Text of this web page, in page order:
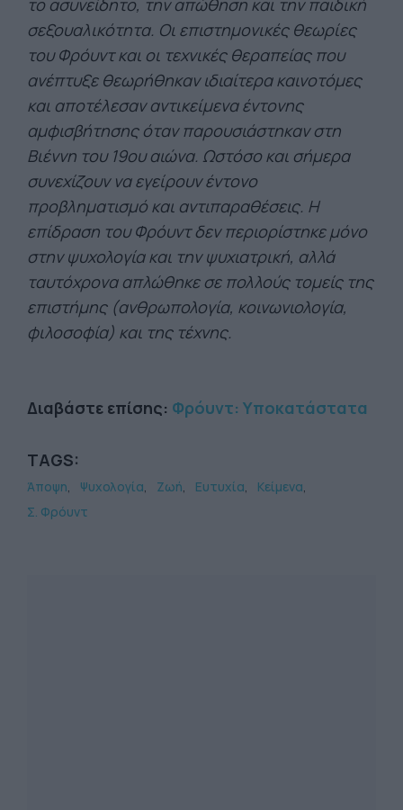
το ασυνείδητο, την απώθηση και την παιδική
σεξουαλικότητα. Οι επιστημονικές θεωρίες
του Φρόυντ και οι τεχνικές θεραπείας που
ανέπτυξε θεωρήθηκαν ιδιαίτερα καινοτόμες
και αποτέλεσαν αντικείμενα έντονης
αμφισβήτησης όταν παρουσιάστηκαν στη
Βιέννη του 19ου αιώνα. Ωστόσο και σήμερα
συνεχίζουν να εγείρουν έντονο
προβληματισμό και αντιπαραθέσεις. Η
επίδραση του Φρόυντ δεν περιορίστηκε μόνο
στην ψυχολογία και την ψυχιατρική, αλλά
ταυτόχρονα απλώθηκε σε πολλούς τομείς της
επιστήμης (ανθρωπολογία, κοινωνιολογία,
φιλοσοφία) και της τέχνης.
Διαβάστε επίσης: Φρόυντ: Υποκατάστατα
TAGS:
Άποψη Ψυχολογία Ζωή Ευτυχία
Κείμενα
Σ. Φρόυντ